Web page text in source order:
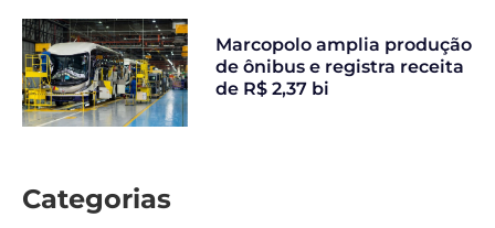
Marcopolo amplia produção
de ônibus e registra receita
de R$ 2,37 bi
Categorias